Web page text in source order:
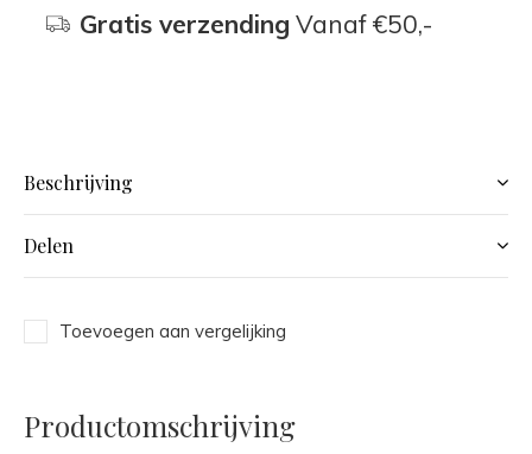
Gratis verzending Vanaf €50,-
Beschrijving
Delen
Toevoegen aan vergelijking
Productomschrijving